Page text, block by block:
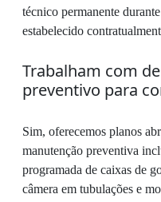
técnico permanente
estabelecido
Trabalham com
preventivo para
Sim, oferecemos planos
manutenção preventiva
programada de caixas de
câmera em tubulações e